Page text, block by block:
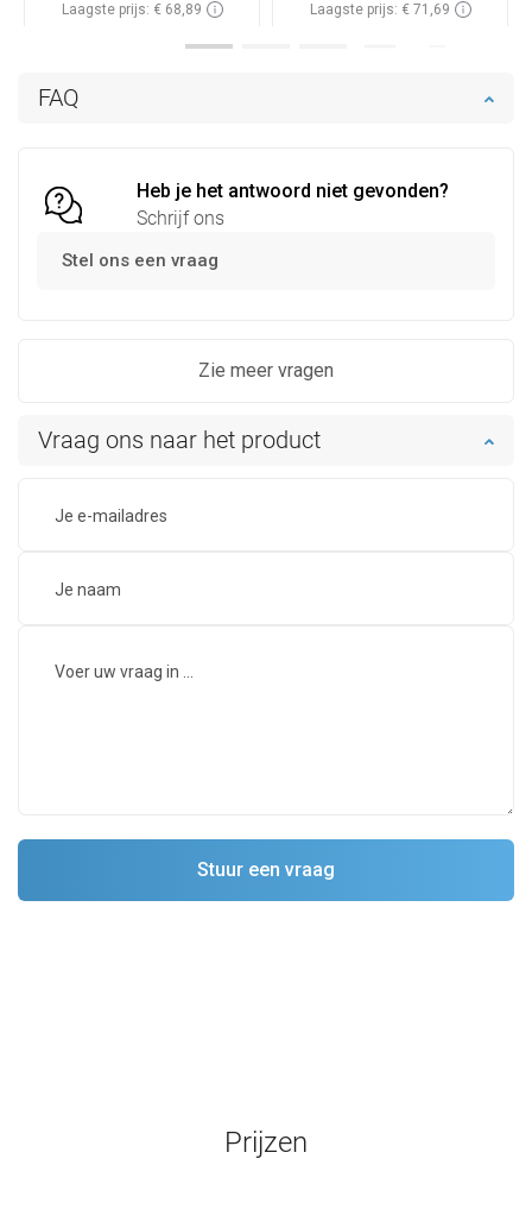
FAQ
Heb je het antwoord niet gevonden?
Schrijf ons
Stel ons een vraag
Zie meer vragen
Vraag ons naar het product
Laagste prijs: € 68,89
Laagste prijs: € 71,69
Prijzen